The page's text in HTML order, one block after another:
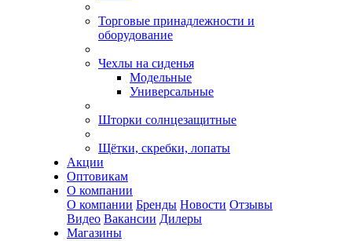
Торговые принадлежности и
оборудование
Чехлы на сиденья
Модельные
Универсальные
Шторки солнцезащитные
Щётки, скребки, лопаты
Акции
Оптовикам
О компании
О компании Бренды Новости Отзывы
Видео Вакансии Дилеры
Магазины